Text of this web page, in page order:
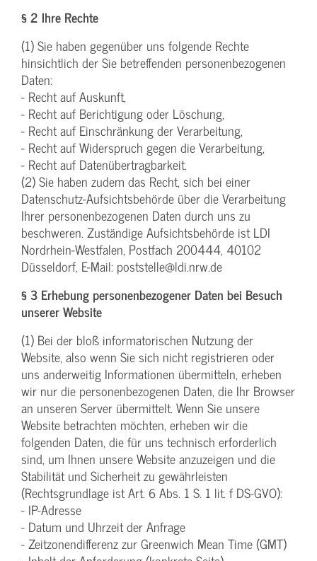
§ 2 Ihre Rechte
(1) Sie haben gegenüber uns folgende Rechte
hinsichtlich der Sie betreffenden personenbezogenen
Daten:
- Recht auf Auskunft,
- Recht auf Berichtigung oder Löschung,
- Recht auf Einschränkung der Verarbeitung,
- Recht auf Widerspruch gegen die Verarbeitung,
- Recht auf Datenübertragbarkeit.
(2) Sie haben zudem das Recht, sich bei einer
Datenschutz-Aufsichtsbehörde über die Verarbeitung
Ihrer personenbezogenen Daten durch uns zu
beschweren. Zuständige Aufsichtsbehörde ist LDI
Nordrhein-Westfalen, Postfach 200444, 40102
Düsseldorf, E-Mail: poststelle@ldi.nrw.de
§ 3 Erhebung personenbezogener Daten bei Besuch
unserer Website
(1) Bei der bloß informatorischen Nutzung der
Website, also wenn Sie sich nicht registrieren oder
uns anderweitig Informationen übermitteln, erheben
wir nur die personenbezogenen Daten, die Ihr Browser
an unseren Server übermittelt. Wenn Sie unsere
Website betrachten möchten, erheben wir die
folgenden Daten, die für uns technisch erforderlich
sind, um Ihnen unsere Website anzuzeigen und die
Stabilität und Sicherheit zu gewährleisten
(Rechtsgrundlage ist Art. 6 Abs. 1 S. 1 lit. f DS-GVO):
- IP-Adresse
- Datum und Uhrzeit der Anfrage
- Zeitzonendifferenz zur Greenwich Mean Time (GMT)